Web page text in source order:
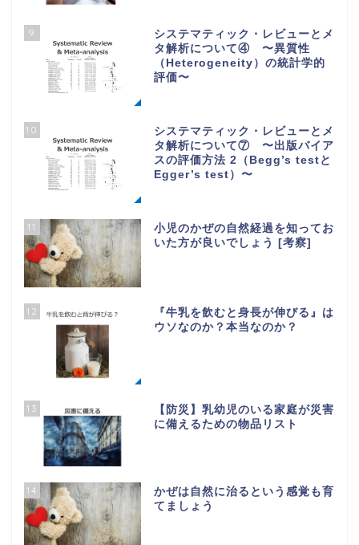
9
システマティック・レビューとメ
タ解析について④ 〜異質性
（Heterogeneity）の統計学的
評価〜
10
システマティック・レビューとメ
タ解析について⑦ 〜出版バイア
スの評価方法 2（Begg’s testと
Egger’s test）〜
11
小児のかぜの自然経過を知ってお
いた方が良いでしょう [考察]
12
『牛乳を飲むと身長が伸びる』は
ウソなのか？本当なのか？
13
【防災】乳幼児のいる家庭が災害
に備えるための物品リスト
14
かぜは自然に治るという感覚も育
てましょう